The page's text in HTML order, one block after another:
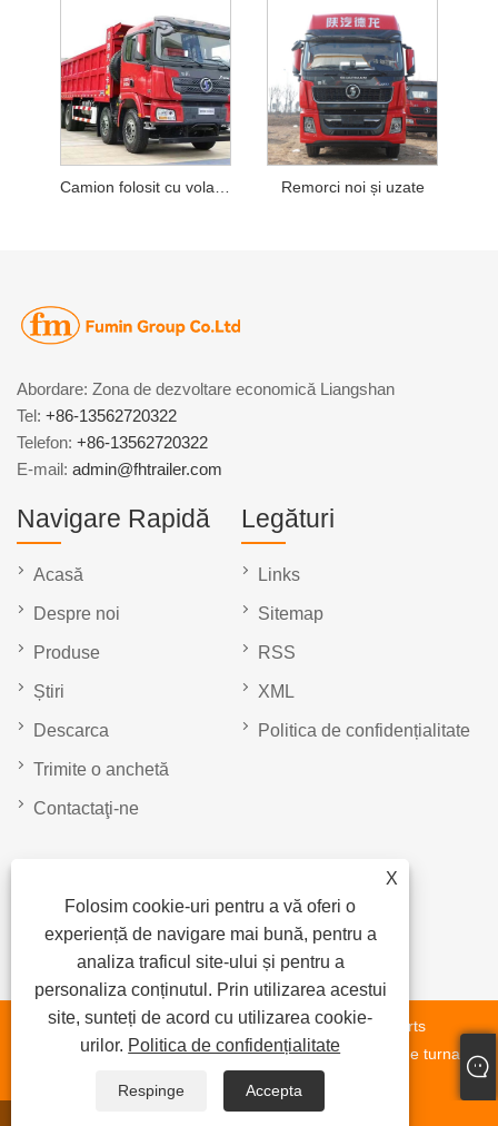
Remorci noi și uzate
X
Folosim cookie-uri pentru a vă oferi o
experiență de navigare mai bună, pentru a
analiza traficul site-ului și pentru a
personaliza conținutul. Prin utilizarea acestui
site, sunteți de acord cu utilizarea cookie-
urilor. Politica de confidențialitate
Respinge Accepta
Abordare: Zona de dezvoltare economică Liangshan
Tel: +86-13562720322
Telefon: +86-13562720322
E-mail: admin@fhtrailer.com
Navigare Rapidă
Acasă
Despre noi
Produse
Știri
Descarca
Trimite o anchetă
Contactaţi-ne
Legături
Links
Sitemap
RSS
XML
Politica de confidențialitate
Copyright © 2023 Shandong Liangshan Fumin Parts Parts
Manufacturing Co. Ltd - Axa pieselor de schimb, piese de turnare,
remorci pentru camioane - Toate drepturile rezervate.